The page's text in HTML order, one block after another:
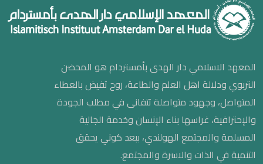
المعهد الاسلامي دار الهدى بأمستردام هو المحضن
التربوي ودلالة اهل العلم والطاعة، روح تفيض بالعطاء
المتواصل، وجهود متواصلة تتفانى في مطلب الجودة
والإحترافية، غراسها بناء الإنسان وخدمة الجالية
المسلمة والمجتمع الهولندي، ببعد كوني يحقق
التنمية في الذات والاسرة والمجتمع.